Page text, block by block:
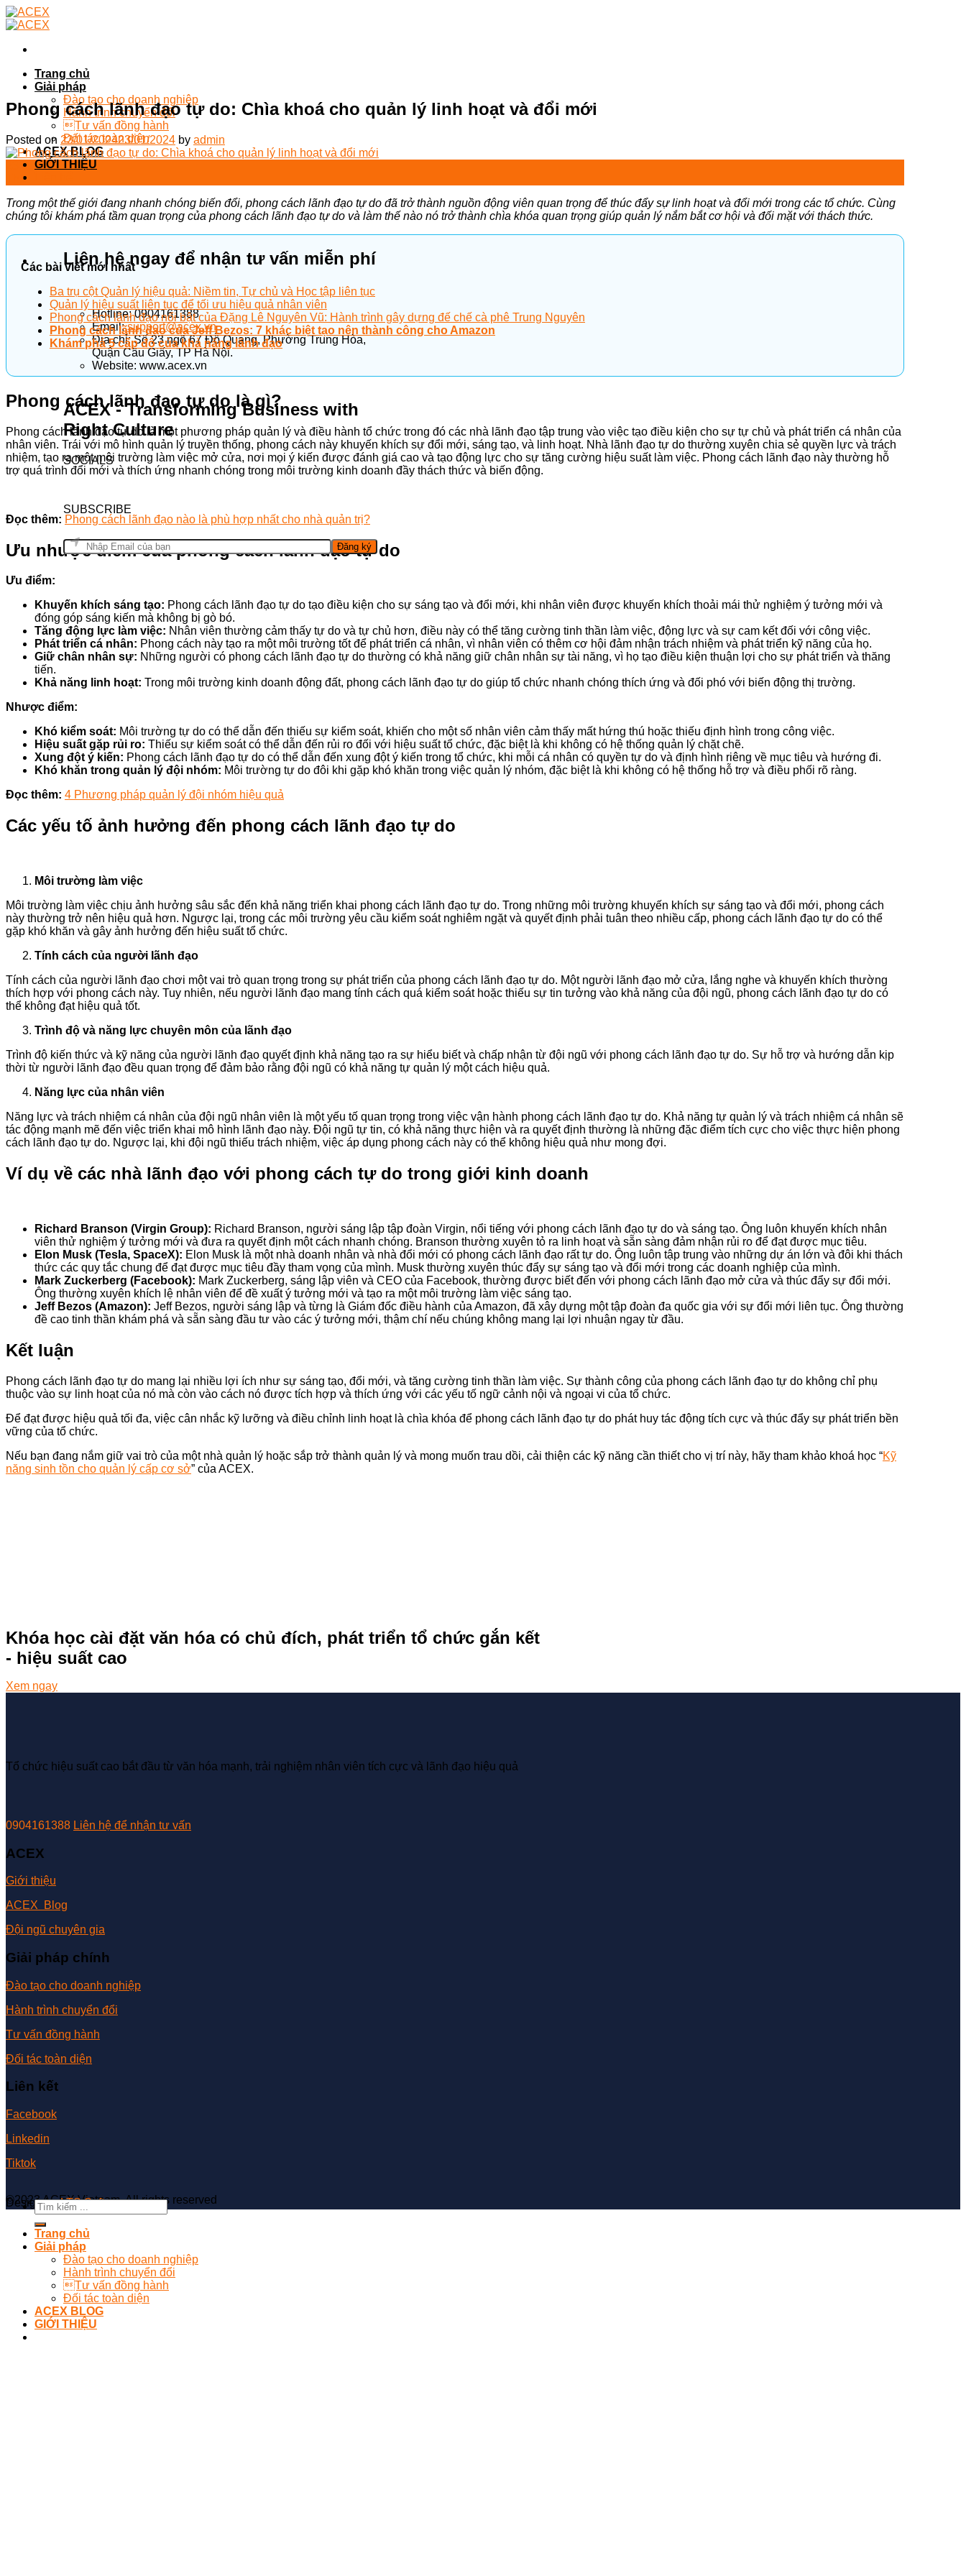
Skip
to
Trang chủ
Giải pháp
Đào tạo cho doanh nghiệp
Hành trình chuyển đổi
Tư vấn đồng hành
Đối tác toàn diện
ACEX BLOG
GIỚI THIỆU
Liên hệ ngay để nhận tư vấn miễn phí
Hotline: 0904161388
Email:support@acex.vn
Địa chỉ: Số 23 ngõ 67 Đỗ Quang, Phường Trung Hòa,
Quận Cầu Giấy, TP Hà Nội.
Website: www.acex.vn
ACEX - Transforming Business with
Right Culture
SOCIALS
SUBSCRIBE
Phong cách lãnh đạo tự do: Chìa khoá cho quản lý linh hoạt và đổi mới
Posted on 23/01/202423/01/2024 by admin
Th1
Trong một thế giới đang nhanh chóng biến đổi, phong cách lãnh đạo tự do đã trở thành nguồn động viên quan trọng để thúc đẩy sự linh hoạt và đổi mới trong các tổ chức. Cùng
chúng tôi khám phá tầm quan trọng của phong cách lãnh đạo tự do và làm thế nào nó trở thành chìa khóa quan trọng giúp quản lý nắm bắt cơ hội và đối mặt với thách thức.
Các bài viết mới nhất
Ba trụ cột Quản lý hiệu quả: Niềm tin, Tự chủ và Học tập liên tục
Quản lý hiệu suất liên tục để tối ưu hiệu quả nhân viên
Phong cách lãnh đạo nổi bật của Đặng Lê Nguyên Vũ: Hành trình gây dựng đế chế cà phê Trung Nguyên
Phong cách lãnh đạo của Jeff Bezos: 7 khác biệt tạo nên thành công cho Amazon
Khám phá 5 cấp độ của khả năng lãnh đạo
Phong cách lãnh đạo tự do là gì?
Phong cách lãnh đạo tự do là một phương pháp quản lý và điều hành tổ chức trong đó các nhà lãnh đạo tập trung vào việc tạo điều kiện cho sự tự chủ và phát triển cá nhân của
nhân viên. Trái với mô hình quản lý truyền thống, phong cách này khuyến khích sự đổi mới, sáng tạo, và linh hoạt. Nhà lãnh đạo tự do thường xuyên chia sẻ quyền lực và trách
nhiệm, tạo ra một môi trường làm việc mở cửa, nơi mọi ý kiến được đánh giá cao và tạo động lực cho sự tăng cường hiệu suất làm việc. Phong cách lãnh đạo này thường hỗ
trợ quá trình đổi mới và thích ứng nhanh chóng trong môi trường kinh doanh đầy thách thức và biến động.
Đọc thêm: Phong cách lãnh đạo nào là phù hợp nhất cho nhà quản trị?
Ưu nhược điểm của phong cách lãnh đạo tự do
Ưu điểm:
Khuyến khích sáng tạo: Phong cách lãnh đạo tự do tạo điều kiện cho sự sáng tạo và đổi mới, khi nhân viên được khuyến khích thoải mái thử nghiệm ý tưởng mới và
đóng góp sáng kiến mà không bị gò bó.
Tăng động lực làm việc: Nhân viên thường cảm thấy tự do và tự chủ hơn, điều này có thể tăng cường tinh thần làm việc, động lực và sự cam kết đối với công việc.
Phát triển cá nhân: Phong cách này tạo ra một môi trường tốt để phát triển cá nhân, vì nhân viên có thêm cơ hội đảm nhận trách nhiệm và phát triển kỹ năng của họ.
Giữ chân nhân sự: Những người có phong cách lãnh đạo tự do thường có khả năng giữ chân nhân sự tài năng, vì họ tạo điều kiện thuận lợi cho sự phát triển và thăng
tiến.
Khả năng linh hoạt: Trong môi trường kinh doanh động đất, phong cách lãnh đạo tự do giúp tổ chức nhanh chóng thích ứng và đối phó với biến động thị trường.
Nhược điểm:
Khó kiểm soát: Môi trường tự do có thể dẫn đến thiếu sự kiểm soát, khiến cho một số nhân viên cảm thấy mất hứng thú hoặc thiếu định hình trong công việc.
Hiệu suất gặp rủi ro: Thiếu sự kiểm soát có thể dẫn đến rủi ro đối với hiệu suất tổ chức, đặc biệt là khi không có hệ thống quản lý chặt chẽ.
Xung đột ý kiến: Phong cách lãnh đạo tự do có thể dẫn đến xung đột ý kiến trong tổ chức, khi mỗi cá nhân có quyền tự do và định hình riêng về mục tiêu và hướng đi.
Khó khăn trong quản lý đội nhóm: Môi trường tự do đôi khi gặp khó khăn trong việc quản lý nhóm, đặc biệt là khi không có hệ thống hỗ trợ và điều phối rõ ràng.
Đọc thêm: 4 Phương pháp quản lý đội nhóm hiệu quả
Các yếu tố ảnh hưởng đến phong cách lãnh đạo tự do
Môi trường làm việc
Môi trường làm việc chịu ảnh hưởng sâu sắc đến khả năng triển khai phong cách lãnh đạo tự do. Trong những môi trường khuyến khích sự sáng tạo và đổi mới, phong cách
này thường trở nên hiệu quả hơn. Ngược lại, trong các môi trường yêu cầu kiểm soát nghiêm ngặt và quyết định phải tuân theo nhiều cấp, phong cách lãnh đạo tự do có thể
gặp khó khăn và gây ảnh hưởng đến hiệu suất tổ chức.
Tính cách của người lãnh đạo
Tính cách của người lãnh đạo chơi một vai trò quan trọng trong sự phát triển của phong cách lãnh đạo tự do. Một người lãnh đạo mở cửa, lắng nghe và khuyến khích thường
thích hợp với phong cách này. Tuy nhiên, nếu người lãnh đạo mang tính cách quá kiểm soát hoặc thiếu sự tin tưởng vào khả năng của đội ngũ, phong cách lãnh đạo tự do có
thể không đạt hiệu quả tốt.
Trình độ và năng lực chuyên môn của lãnh đạo
Trình độ kiến thức và kỹ năng của người lãnh đạo quyết định khả năng tạo ra sự hiểu biết và chấp nhận từ đội ngũ với phong cách lãnh đạo tự do. Sự hỗ trợ và hướng dẫn kịp
thời từ người lãnh đạo đều quan trọng để đảm bảo rằng đội ngũ có khả năng tự quản lý một cách hiệu quả.
Năng lực của nhân viên
Năng lực và trách nhiệm cá nhân của đội ngũ nhân viên là một yếu tố quan trọng trong việc vận hành phong cách lãnh đạo tự do. Khả năng tự quản lý và trách nhiệm cá nhân sẽ
tác động mạnh mẽ đến việc triển khai mô hình lãnh đạo này. Đội ngũ tự tin, có khả năng thực hiện và ra quyết định thường là những đặc điểm tích cực cho việc thực hiện phong
cách lãnh đạo tự do. Ngược lại, khi đội ngũ thiếu trách nhiệm, việc áp dụng phong cách này có thể không hiệu quả như mong đợi.
Ví dụ về các nhà lãnh đạo với phong cách tự do trong giới kinh doanh
Richard Branson (Virgin Group): Richard Branson, người sáng lập tập đoàn Virgin, nổi tiếng với phong cách lãnh đạo tự do và sáng tạo. Ông luôn khuyến khích nhân
viên thử nghiệm ý tưởng mới và đưa ra quyết định một cách nhanh chóng. Branson thường xuyên tỏ ra linh hoạt và sẵn sàng đảm nhận rủi ro để đạt được mục tiêu.
Elon Musk (Tesla, SpaceX): Elon Musk là một nhà doanh nhân và nhà đổi mới có phong cách lãnh đạo rất tự do. Ông luôn tập trung vào những dự án lớn và đôi khi thách
thức các quy tắc chung để đạt được mục tiêu đầy tham vọng của mình. Musk thường xuyên thúc đẩy sự sáng tạo và đổi mới trong các doanh nghiệp của mình.
Mark Zuckerberg (Facebook): Mark Zuckerberg, sáng lập viên và CEO của Facebook, thường được biết đến với phong cách lãnh đạo mở cửa và thúc đẩy sự đổi mới.
Ông thường xuyên khích lệ nhân viên để đề xuất ý tưởng mới và tạo ra một môi trường làm việc sáng tạo.
Jeff Bezos (Amazon): Jeff Bezos, người sáng lập và từng là Giám đốc điều hành của Amazon, đã xây dựng một tập đoàn đa quốc gia với sự đổi mới liên tục. Ông thường
đề cao tinh thần khám phá và sẵn sàng đầu tư vào các ý tưởng mới, thậm chí nếu chúng không mang lại lợi nhuận ngay từ đầu.
Kết luận
Phong cách lãnh đạo tự do mang lại nhiều lợi ích như sự sáng tạo, đổi mới, và tăng cường tinh thần làm việc. Sự thành công của phong cách lãnh đạo tự do không chỉ phụ
thuộc vào sự linh hoạt của nó mà còn vào cách nó được tích hợp và thích ứng với các yếu tố ngữ cảnh nội và ngoại vi của tổ chức.
Để đạt được hiệu quả tối đa, việc cân nhắc kỹ lưỡng và điều chỉnh linh hoạt là chìa khóa để phong cách lãnh đạo tự do phát huy tác động tích cực và thúc đẩy sự phát triển bền
vững của tổ chức.
Nếu bạn đang nắm giữ vai trò của một nhà quản lý hoặc sắp trở thành quản lý và mong muốn trau dồi, cải thiện các kỹ năng cần thiết cho vị trí này, hãy tham khảo khoá học “Kỹ
năng sinh tồn cho quản lý cấp cơ sở” của ACEX.
Khóa học cài đặt văn hóa có chủ đích, phát triển tổ chức gắn kết
- hiệu suất cao
Xem ngay
Tổ chức hiệu suất cao bắt đầu từ văn hóa mạnh, trải nghiệm nhân viên tích cực và lãnh đạo hiệu quả
0904161388 Liên hệ để nhận tư vấn
ACEX
Giới thiệu
ACEX Blog
Đội ngũ chuyên gia
Giải pháp chính
Đào tạo cho doanh nghiệp
Hành trình chuyển đổi
Tư vấn đồng hành
Đối tác toàn diện
Liên kết
Facebook
Linkedin
Tiktok
©2023 ACEX Vietnam. All rights reserved
Design byLTS Software
Trang chủ
Giải pháp
Đào tạo cho doanh nghiệp
Hành trình chuyển đổi
Tư vấn đồng hành
Đối tác toàn diện
ACEX BLOG
GIỚI THIỆU